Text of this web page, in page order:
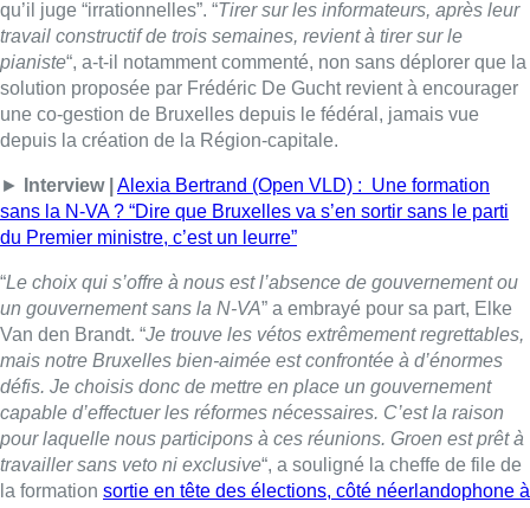
Vld Frédéric De Gucht, actuellement en Suisse dans une
station de ski, alors qu’il prend une part active au nouvel
épisode de glissade politique dans la Région-capitale.
►Lire aussi | L’édito de Fabrice Grosfilley : Déboussolés
BX1 avec Belga – Photo : Belga
Lire aussi :
Collision entre trois véhicules à
Uccle, deux conducteurs
transportés à l’hôpital